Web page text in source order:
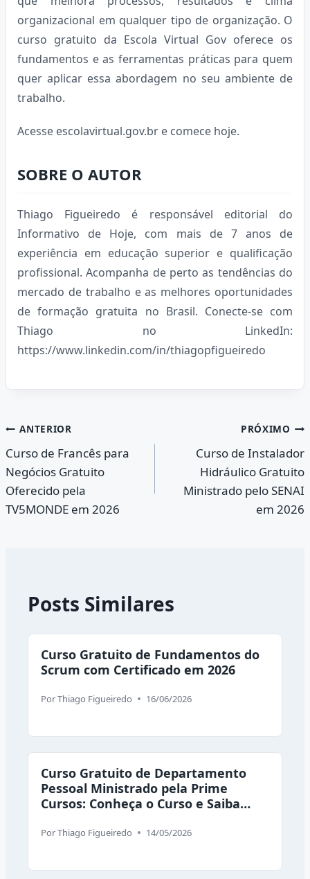
organizacional em qualquer tipo de organização. O
curso gratuito da Escola Virtual Gov oferece os
fundamentos e as ferramentas práticas para quem
quer aplicar essa abordagem no seu ambiente de
trabalho.
Acesse escolavirtual.gov.br e comece hoje.
SOBRE O AUTOR
Thiago Figueiredo é responsável editorial do
Informativo de Hoje, com mais de 7 anos de
experiência em educação superior e qualificação
profissional. Acompanha de perto as tendências do
mercado de trabalho e as melhores oportunidades
de formação gratuita no Brasil. Conecte-se com
Thiago no LinkedIn:
https://www.linkedin.com/in/thiagopfigueiredo
Navegação
de
Post
ANTERIOR
Curso de Francês para
Negócios Gratuito
Oferecido pela
TV5MONDE em 2026
PRÓXIMO
Curso de Instalador
Hidráulico Gratuito
Ministrado pelo SENAI
em 2026
Posts Similares
Curso Gratuito de Fundamentos do
Scrum com Certificado em 2026
PorThiago Figueiredo 16/06/2026
Curso Gratuito de Departamento
Pessoal Ministrado pela Prime
Cursos: Conheça o Curso e Saiba
PorThiago Figueiredo 14/05/2026